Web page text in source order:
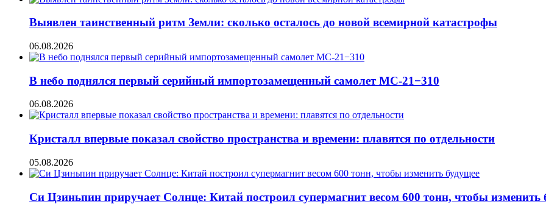
Выявлен таинственный ритм Земли: сколько осталось до новой всемирной катастрофы
06.08.2026
В небо поднялся первый серийный импортозамещенный самолет МС-21−310
06.08.2026
Кристалл впервые показал свойство пространства и времени: плавятся по отдельности
05.08.2026
Си Цзиньпин приручает Солнце: Китай построил супермагнит весом 600 тонн, чтобы изменить